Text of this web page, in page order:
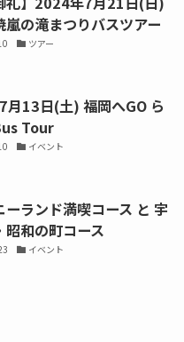
嵐の滝まつりバスツアー
ツアー
月13日(土) 福岡へGO ら
Tour
イベント
ーランド満喫コース と 宇
昭和の町コース
イベント